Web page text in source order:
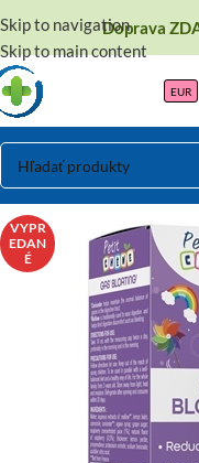
Skip to navigation
Skip to main content
Doprava
EUR
VYPR
EDAN
É